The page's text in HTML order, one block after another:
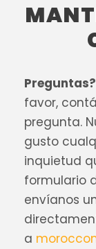
Preguntas?
favor,
pregunta.
gusto
inquietud
formulario
envíanos
a